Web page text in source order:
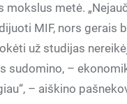
mokslus metė.
MIF, nors gerais
už studijas
sudomino, –
– aiškino